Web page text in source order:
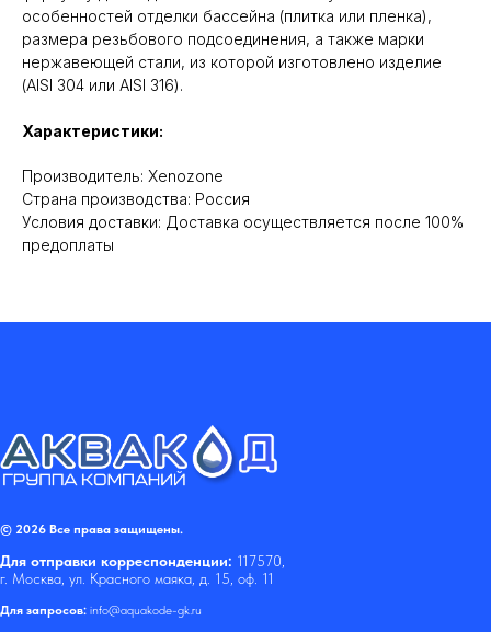
особенностей отделки бассейна (плитка или пленка),
размера резьбового подсоединения, а также марки
нержавеющей стали, из которой изготовлено изделие
(AISI 304 или AISI 316).
Характеристики:
Производитель: Xenozone
Cтрана производства: Россия
Условия доставки: Доставка осуществляется после 100%
предоплаты
© 2026 Все права защищены.
Для отправки корреспонденции: 117570,
г. Москва, ул. Красного маяка, д. 15, оф. 11
Для запросов: info@aquakode-gk.ru